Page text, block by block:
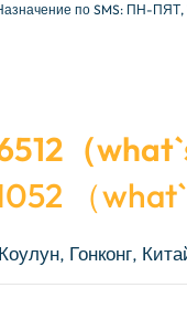
по SMS: ПН-ПЯТ,
（
（
Гонконг,